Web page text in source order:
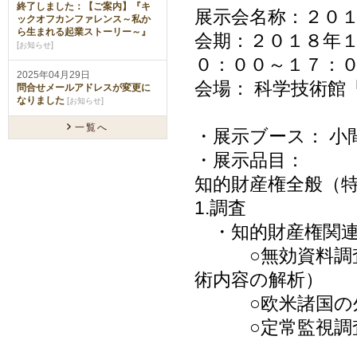
展示会名称：２０
会期：２０１８年
０：００～１７：
会場： 科学技術館
・展示ブース：
・展示品目：
知的財産権全般（
1.調査
・知的財産権関
○無効資料調査
術内容の解析）
○欧米諸国の外
○定常監視調査
終了しました：【ご案内】『キ
ックオフカンファレンス～私か
ら生まれる起業ストーリー～』
[お知らせ]
2025年04月29日
問合せメールアドレスが変更に
なりました [お知らせ]
一覧へ